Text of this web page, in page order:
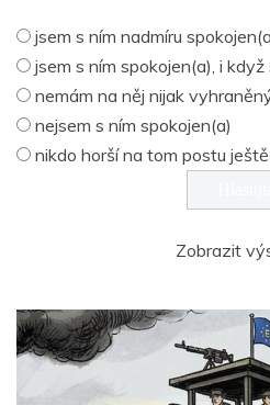
jsem s ním nadmíru
jsem s ním spokojen(a), i
nemám na něj nijak
nejsem s ním spokojen(a)
nikdo horší na tom postu
Zobrazit